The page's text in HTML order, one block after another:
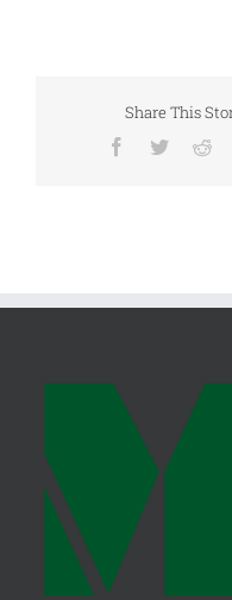
Share This
Facebook
Twitter